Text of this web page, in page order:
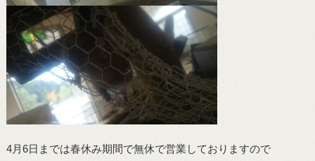
4月6日までは春休み期間で無休で営業しておりますので